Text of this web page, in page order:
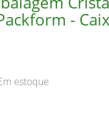
-
estoque